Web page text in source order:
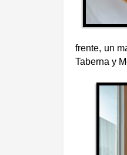
frente, un
Taberna y